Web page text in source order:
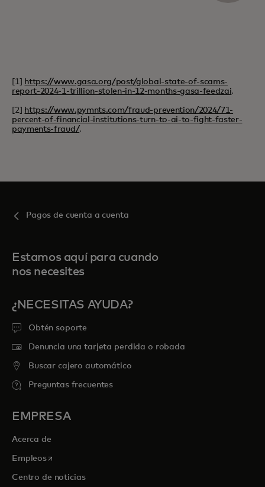
[1]
https://www.gasa.org/post/global-state-of-scams-
report-2024-1-trillion-stolen-in-12-months-gasa-feedzai.
[2]
https://www.pymnts.com/fraud-prevention/2024/71-
percent-of-financial-institutions-turn-to-ai-to-fight-faster-
payments-fraud/.
Pagos de cuenta a cuenta
Estamos aquí para cuando
nos necesites
¿NECESITAS AYUDA?
Obtén soporte
Denuncia una tarjeta perdida o robada
Buscar cajero automático
Preguntas frecuentes
EMPRESA
Acerca de
Empleosse abre en una pestaña nueva
Centro de noticias